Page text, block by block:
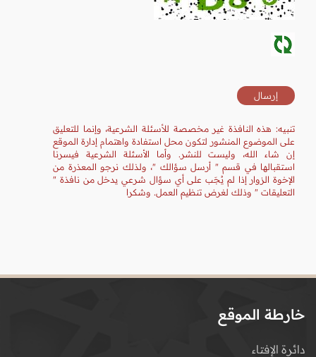
تنبيه: هذه النافذة غير مخصصة للأسئلة الشرعية، وإنما للتعليق
على الموضوع المنشور لتكون محل استفادة واهتمام إدارة الموقع
إن شاء الله، وليست للنشر. وأما الأسئلة الشرعية فيسرنا
استقبالها في قسم " أرسل سؤالك "، ولذلك نرجو المعذرة من
الإخوة الزوار إذا لم يُجَب على أي سؤال شرعي يدخل من نافذة "
التعليقات " وذلك لغرض تنظيم العمل. وشكرا
خارطة الموقع
دائرة الإفتاء